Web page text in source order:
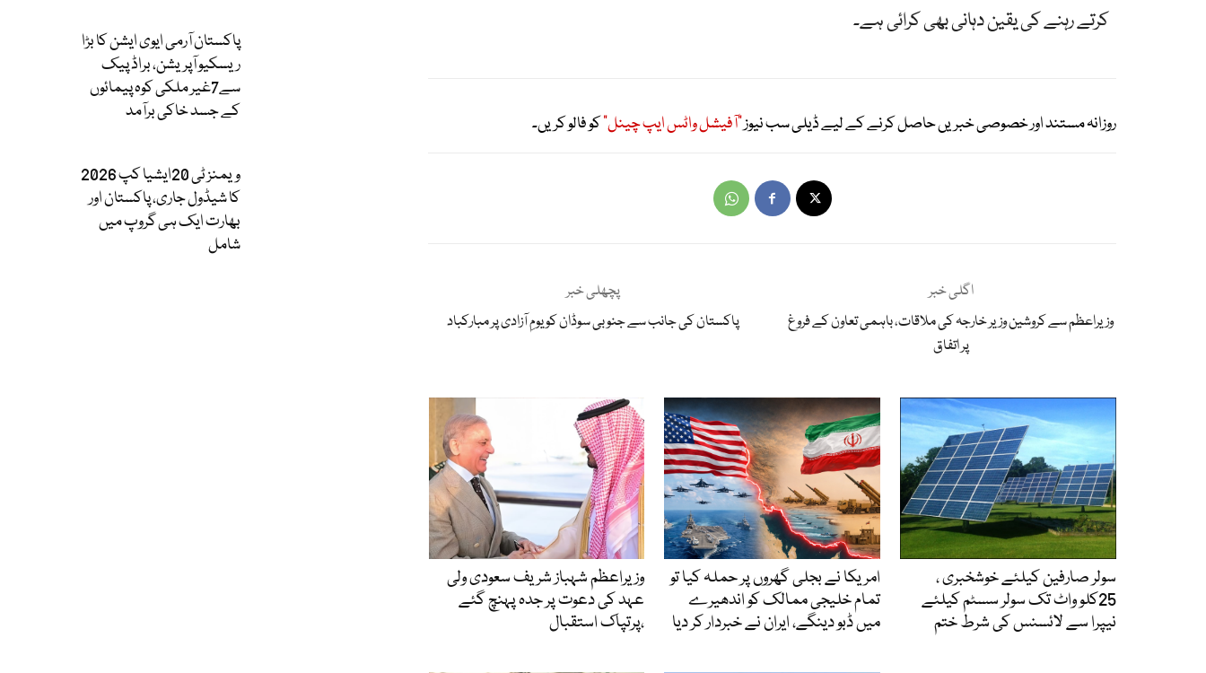
پاکستان آرمی ایوی ایشن کا بڑا
ریسکیو آپریشن، براڈ پیک
سے7غیر ملکی کوہ پیمائوں
کے جسد خاکی برآمد
ویمنز ٹی 20ایشیا کپ 2026
کا شیڈول جاری، پاکستان اور
بھارت ایک ہی گروپ میں
شامل
کرتے رہنے کی یقین دہانی بھی کرائی ہے۔
روزانہ مستند اور خصوصی خبریں حاصل کرنے کے لیے ڈیلی سب نیوز"آفیشل واٹس ایپ چینل"کو فالو کریں۔
پچھلی خبر
پاکستان کی جانب سے جنوبی سوڈان کو یومِ آزادی پر مبارکباد
اگلی خبر
وزیراعظم سے کروشین وزیر خارجہ کی ملاقات، باہمی تعاون کے فروغ
پر اتفاق
وزیراعظم شہباز شریف سعودی ولی
عہد کی دعوت پر جدہ پہنچ گئے
،پرتپاک استقبال
امریکا نے بجلی گھروں پر حملہ کیا تو
تمام خلیجی ممالک کو اندھیرے
میں ڈبو دینگے، ایران نے خبردار کر دیا
سولر صارفین کیلئے خوشخبری ،
25کلو واٹ تک سولر سسٹم کیلئے
نیپرا سے لائسنس کی شرط ختم